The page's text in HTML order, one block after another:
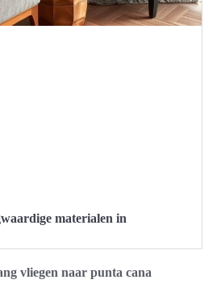
materialen in
vliegen naar punta cana